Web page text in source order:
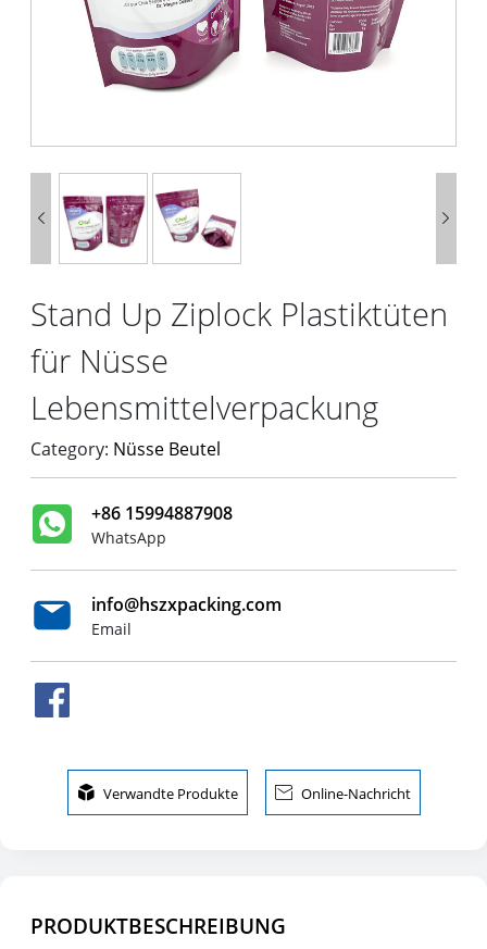
 
Stand Up Ziplock Plastiktüten
für Nüsse
Lebensmittelverpackung
Category: Nüsse Beutel
+86 15994887908
WhatsApp
info@hszxpacking.com
Email
 Verwandte Produkte  Online-Nachricht
PRODUKTBESCHREIBUNG